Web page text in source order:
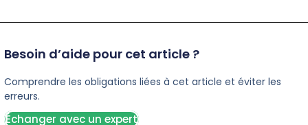
Besoin d’aide pour cet article ?
Comprendre les obligations liées à cet article et éviter les
erreurs.
Échanger avec un expert